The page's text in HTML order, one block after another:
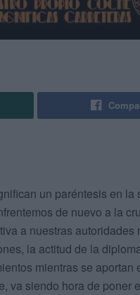
un paréntesis en
de nuevo a la
a nuestras
la actitud de la
mientras se
va siendo hora de poner